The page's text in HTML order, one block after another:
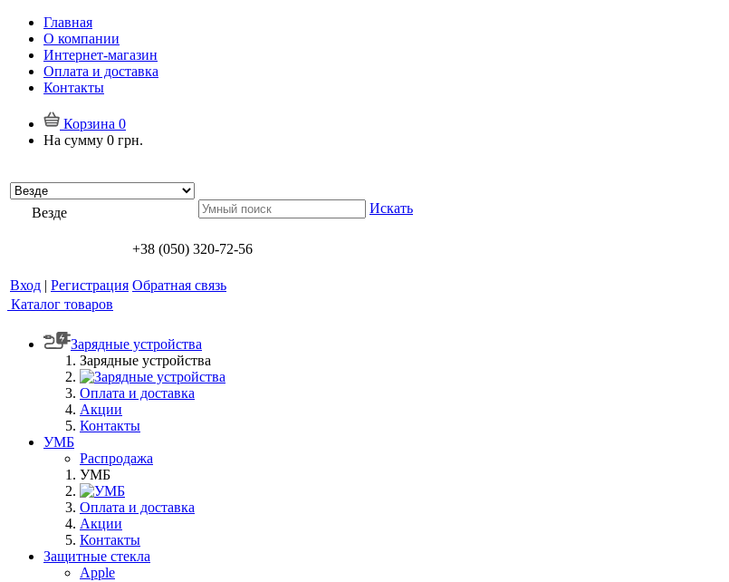
Главная
О компании
Интернет-магазин
Оплата и доставка
Контакты
Корзина 0
На сумму 0 грн.
Везде Искать
+38 (050) 320-72-56
Вход | Регистрация Обратная связь
Каталог товаров
Зарядные устройства
Зарядные устройства
Оплата и доставка
Акции
Контакты
УМБ
Распродажа
УМБ
Оплата и доставка
Акции
Контакты
Защитные стекла
Apple